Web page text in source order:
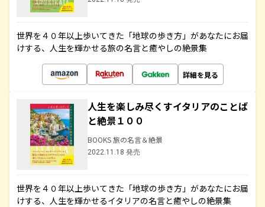
世界を４０年以上歩いてきた「地球の歩き方」があなたにお届
けする、人生を輝かせる旅の名言と癒やしの絶景集
詳細を見る
人生を楽しみ尽くすイタリアのことば
と絶景１００
BOOKS 旅の名言＆絶景
2022.11.18 発売
世界を４０年以上歩いてきた「地球の歩き方」があなたにお届
けする、人生を輝かせるイタリアの名言と癒やしの絶景集